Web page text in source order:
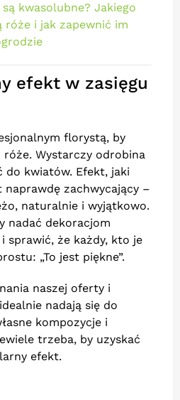
kwasolubne? Jakiego
róże i jak zapewnić im
efekt w zasięgu
florystą, by
róże. Wystarczy odrobina
do kwiatów. Efekt, jaki
naprawdę zachwycający –
naturalnie i wyjątkowo.
nadać dekoracjom
sprawić, że każdy, kto je
„To jest piękne”.
naszej oferty i
nadają się do
kompozycje i
trzeba, by uzyskać
efekt.